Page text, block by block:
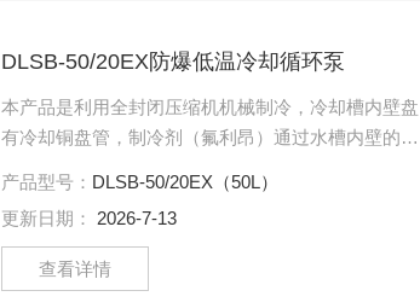
DLSB-50/20EX防爆低温冷却循环泵
本产品是利用全封闭压缩机机械制冷，冷却槽内壁盘
有冷却铜盘管，制冷剂（氟利昂）通过水槽内壁的盘
泵、外接循环管路将冷媒.....
产品型号： DLSB-50/20EX（50L）
更新日期：
2026-7-13
查看详情